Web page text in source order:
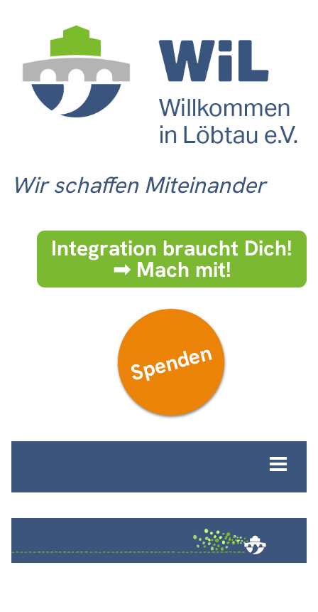
Wir schaffen Miteinander
Integration braucht Dich!
➟ Mach mit!
Spenden